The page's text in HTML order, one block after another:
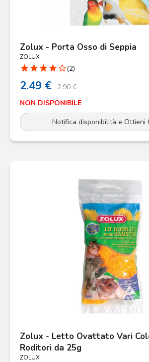
Zolux - Porta Osso di Seppia
ZOLUX
star star star star star_border(2)
2.49 € 2.90 €
NON DISPONIBILE
Notifica disponibilità e Ottieni
Zolux - Letto Ovattato Vari
Roditori da 25g
ZOLUX